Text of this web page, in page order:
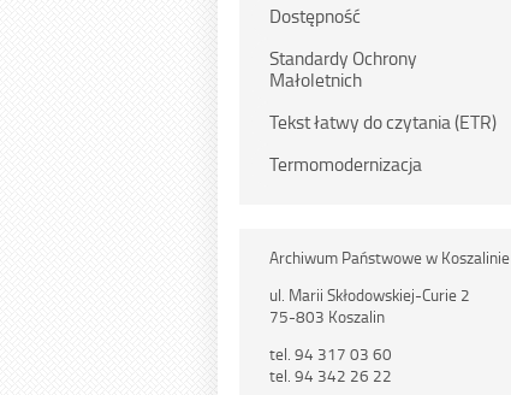
Dostępność
Standardy Ochrony
Małoletnich
Tekst łatwy do czytania (ETR)
Termomodernizacja
Archiwum Państwowe w Koszalinie
ul. Marii Skłodowskiej-Curie 2
75-803 Koszalin
tel. 94 317 03 60
tel. 94 342 26 22